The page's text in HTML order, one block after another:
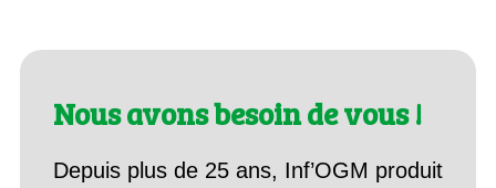
Nous avons besoin de vous !
Depuis plus de 25 ans, Inf’OGM produit